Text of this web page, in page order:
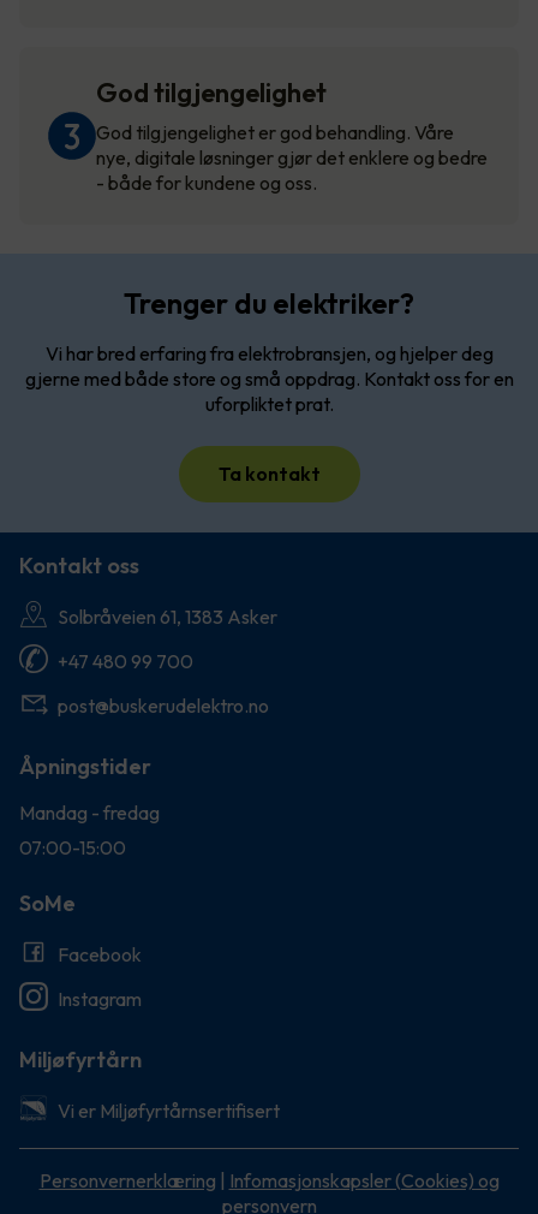
God tilgjengelighet
God tilgjengelighet er god behandling. Våre
nye, digitale løsninger gjør det enklere og bedre
- både for kundene og oss.
Trenger du elektriker?
Vi har bred erfaring fra elektrobransjen, og hjelper deg
gjerne med både store og små oppdrag. Kontakt oss for en
uforpliktet prat.
Ta kontakt
Kontakt oss
Solbråveien 61, 1383 Asker
+47 480 99 700
post@buskerudelektro.no
Åpningstider
Mandag - fredag
07:00-15:00
SoMe
Facebook
Instagram
Miljøfyrtårn
Vi er Miljøfyrtårnsertifisert
Personvernerklæring
Infomasjonskapsler (Cookies) og
personvern